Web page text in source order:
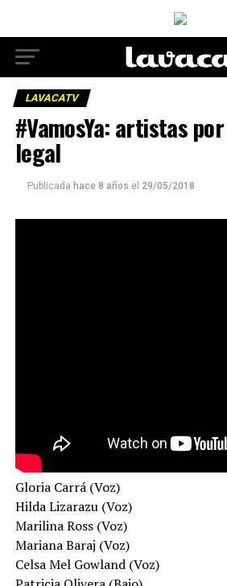
LAVACATV
#VamosYa: artistas
legal
Publicada hace 8 años el 29/05/2018
Gloria Carrá (Voz)
Hilda Lizarazu (Voz)
Marilina Ross (Voz)
Mariana Baraj (Voz)
Celsa Mel Gowland (Voz)